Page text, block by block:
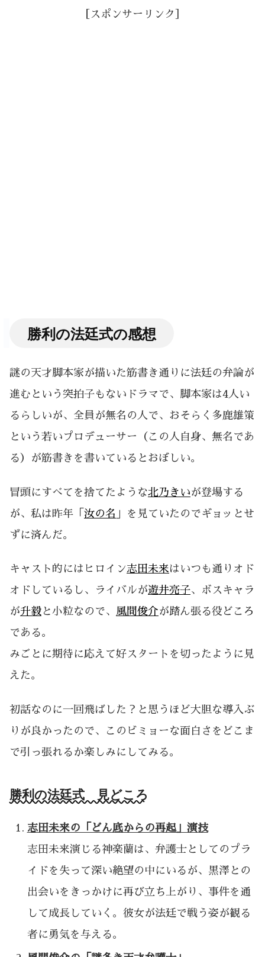
［スポンサーリンク］
勝利の法廷式の感想
謎の天才脚本家が描いた筋書き通りに法廷の弁論が
進むという突拍子もないドラマで、脚本家は4人い
るらしいが、全員が無名の人で、おそらく多鹿雄策
という若いプロデューサー（この人自身、無名であ
る）が筋書きを書いているとおぼしい。
冒頭にすべてを捨てたような北乃きいが登場する
が、私は昨年「 汝の名 」を見ていたのでギョッとせ
ずに済んだ。
キャスト的にはヒロイン志田未来はいつも通りオド
オドしているし、ライバルが遊井亮子、ボスキャラ
が升毅 と小粒なので、 風間俊介が踏ん張る役どころ
である。
みごとに期待に応えて好スタートを切ったように見
えた。
初話なのに一回飛ばした？と思うほど大胆な導入ぶ
りが良かったので、このビミョーな面白さをどこま
で引っ張れるか楽しみにしてみる。
勝利の法廷式 見どころ
志田未来の「どん底からの再起」演技
志田未来演じる神楽蘭は、弁護士としてのプラ
イドを失って深い絶望の中にいるが、黒澤との
出会いをきっかけに再び立ち上がり、事件を通
して成長していく。彼女が法廷で戦う姿が観る
者に勇気を与える。